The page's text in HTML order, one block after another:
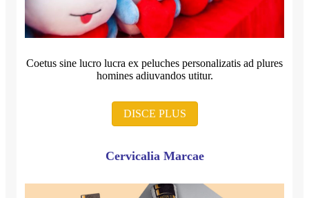
Coetus sine lucro lucra ex peluches personalizatis ad plures
homines adiuvandos utitur.
DISCE PLUS
Cervicalia Marcae